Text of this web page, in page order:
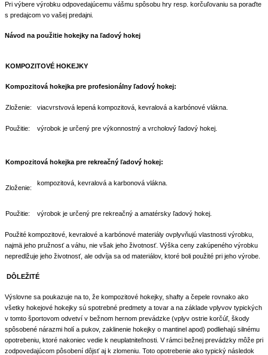
Pri výbere výrobku odpovedajúcemu vášmu spôsobu hry resp. korčuľovaniu sa poraďte
s predajcom vo vašej predajni.
Návod na použitie hokejky na ľadový hokej
KOMPOZITOVÉ HOKEJKY
Kompozitová hokejka pre profesionálny ľadový hokej:
Zloženie: viacvrstvová lepená kompozitová, kevralová a karbónové vlákna.
Použitie: výrobok je určený pre výkonnostný a vrcholový ľadový hokej.
Kompozitová hokejka pre rekreačný ľadový hokej:
Zloženie:
kompozitová, kevralová a karbonová vlákna.
Použitie: výrobok je určený pre rekreačný a amatérsky ľadový hokej.
Použité kompozitové, kevralové a karbónové materiály ovplyvňujú vlastnosti výrobku,
najmä jeho pružnosť a váhu, nie však jeho životnosť. Výška ceny zakúpeného výrobku
nepredlžuje jeho životnosť, ale odvíja sa od materiálov, ktoré boli použité pri jeho výrobe.
DÔLEŽITÉ
Výslovne sa poukazuje na to, že kompozitové hokejky, shafty a čepele rovnako ako
všetky hokejové hokejky sú spotrebné predmety a tovar a na základe vplyvov typických
v tomto športovom odvetví v bežnom hernom prevádzke (vplyv ostrie korčúľ, škody
spôsobené nárazmi holí a pukov, zaklinenie hokejky o mantinel apod) podliehajú silnému
opotrebeniu, ktoré nakoniec vedie k neuplatniteľnosti. V rámci bežnej prevádzky môže pri
zodpovedajúcom pôsobení dôjsť aj k zlomeniu. Toto opotrebenie ako typický následok